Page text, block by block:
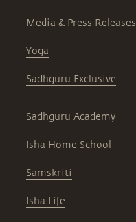
Media & Press Releases
Yoga
Sadhguru Exclusive
Sadhguru Academy
Isha Home School
Samskriti
Isha Life